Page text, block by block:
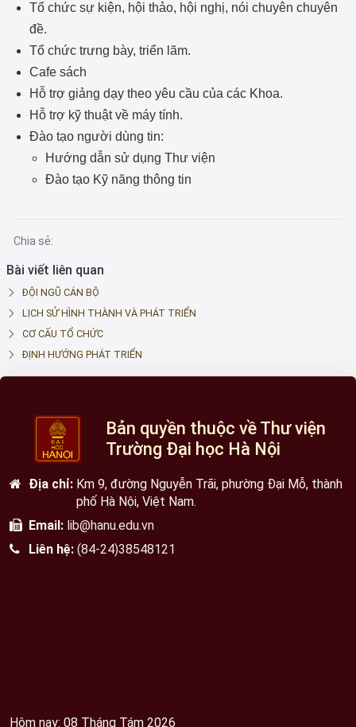
Tổ chức sự kiện, hội thảo, hội nghị, nói chuyên chuyên
đề.
Tổ chức trưng bày, triển lãm.
Cafe sách
Hỗ trợ giảng dạy theo yêu cầu của các Khoa.
Hỗ trợ kỹ thuật về máy tính.
Đào tạo người dùng tin:
Hướng dẫn sử dụng Thư viện
Đào tạo Kỹ năng thông tin
Chia sẻ:
Bài viết liên quan
ĐỘI NGŨ CÁN BỘ
LỊCH SỬ HÌNH THÀNH VÀ PHÁT TRIỂN
CƠ CẤU TỔ CHỨC
ĐỊNH HƯỚNG PHÁT TRIỂN
Bản quyền thuộc về Thư viện
Trường Đại học Hà Nội
Địa chỉ: Km 9, đường Nguyễn Trãi, phường Đại Mỗ, thành
phố Hà Nội, Việt Nam.
Email: lib@hanu.edu.vn
Liên hệ: (84-24)38548121
Hôm nay: 08 Tháng Tám 2026